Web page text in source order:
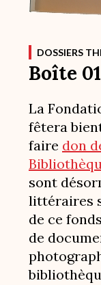
DOSSIERS
Boîte 01
La
fêtera
faire don
sont
littéraires
de ce
de